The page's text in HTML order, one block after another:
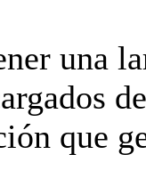
una
que